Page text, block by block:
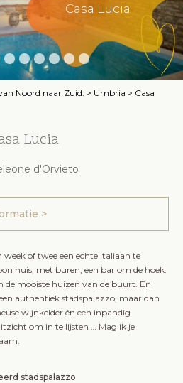
Casa Lucia
Noord naar Zuid: > Umbria > Casa
Lucia
d'Orvieto
>
of twee een echte Italiaan te
huis, met buren, een bar om de hoek.
de mooiste huizen van de buurt. En
authentiek stadspalazzo, maar dan
wijnkelder én een inpandig
om in te lijsten … Mag ik je
stadspalazzo